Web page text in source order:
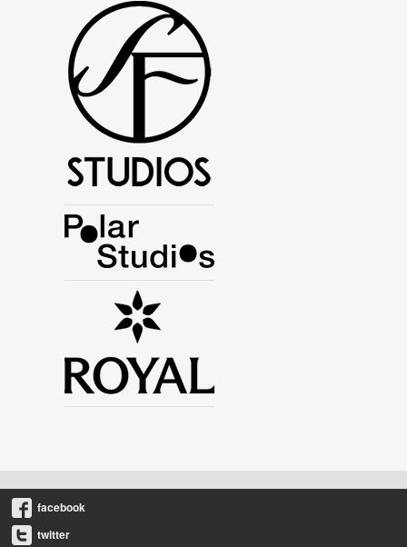
facebook
twitter